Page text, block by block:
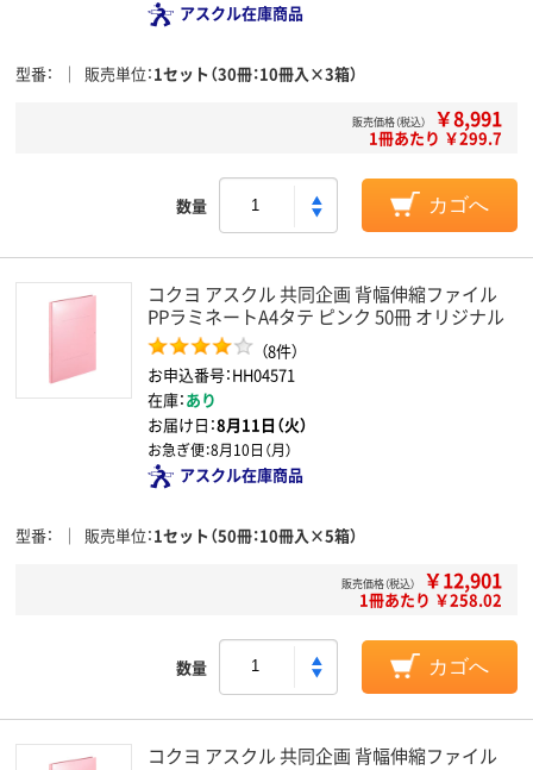
アスクル在庫商品
型番 販売単位 1セット（30冊：10冊入×3箱）
販売価格（税込） ￥8,991
1冊あたり ￥299.7
数量 カゴへ
コクヨ アスクル 共同企画 背幅伸縮ファイル
PPラミネートA4タテ ピンク 50冊 オリジナル
（8件）
お申込番号：HH04571
在庫：あり
お届け日：8月11日（火）
お急ぎ便：8月10日（月）
アスクル在庫商品
型番 販売単位 1セット（50冊：10冊入×5箱）
販売価格（税込） ￥12,901
1冊あたり ￥258.02
数量 カゴへ
コクヨ アスクル 共同企画 背幅伸縮ファイル